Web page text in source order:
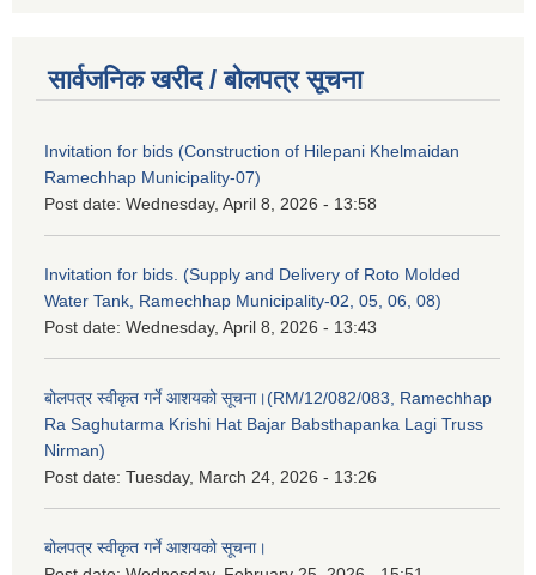
सार्वजनिक खरीद / बोलपत्र सूचना
Invitation for bids (Construction of Hilepani Khelmaidan
Ramechhap Municipality-07)
Post date: Wednesday, April 8, 2026 - 13:58
Invitation for bids. (Supply and Delivery of Roto Molded
Water Tank, Ramechhap Municipality-02, 05, 06, 08)
Post date: Wednesday, April 8, 2026 - 13:43
बोलपत्र स्वीकृत गर्ने आशयको सूचना।(RM/12/082/083, Ramechhap
Ra Saghutarma Krishi Hat Bajar Babsthapanka Lagi Truss
Nirman)
Post date: Tuesday, March 24, 2026 - 13:26
बोलपत्र स्वीकृत गर्ने आशयको सूचना।